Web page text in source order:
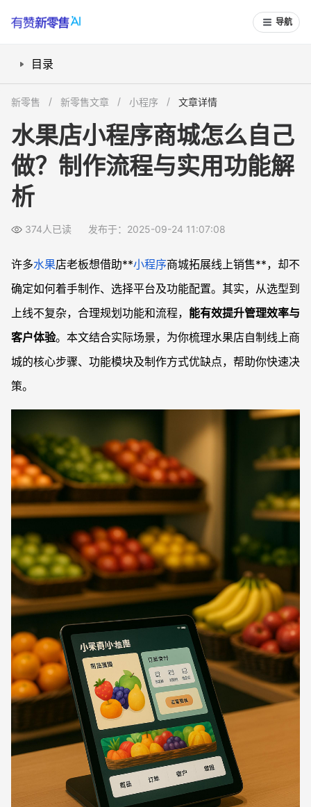
导航
目录
制作水果店小程序需要哪些技术或流程？
水果店小程序制作成本预算如何评估？
常见问题
能否自己操作上架和管理商品？
制作小程序商城要多长时间能上线？
新零售 新零售文章 小程序 文章详情
水果店小程序商城怎么自己
做？制作流程与实用功能解
析
374人已读 发布于：2025-09-24 11:07:08
许多水果店老板想借助**小程序商城拓展线上销售**，却不
确定如何着手制作、选择平台及功能配置。其实，从选型到
上线不复杂，合理规划功能和流程， 能有效提升管理效率与
客户体验。本文结合实际场景，为你梳理水果店自制线上商
城的核心步骤、功能模块及制作方式优缺点，帮助你快速决
策。